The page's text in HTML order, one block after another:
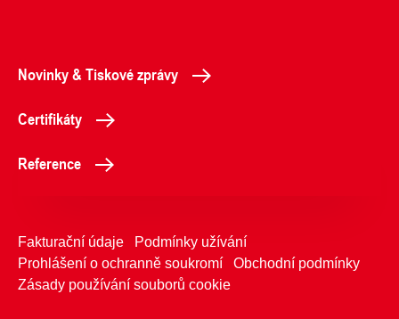
Novinky & Tiskové zprávy
Certifikáty
Reference
Fakturační údaje
Podmínky užívání
Prohlášení o ochranně soukromí
Obchodní podmínky
Zásady používání souborů cookie